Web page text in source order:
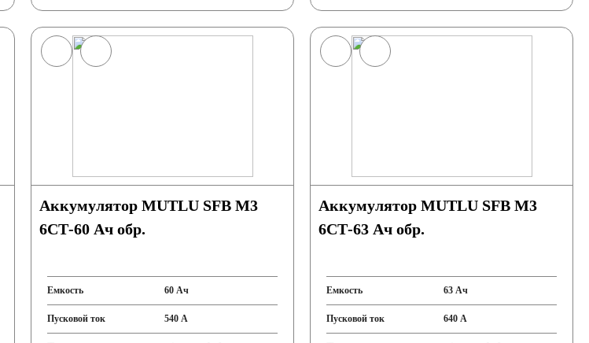
Аккумулятор MUTLU SFB M3
6СТ-60 Ач обр.
Емкость 60 Ач
Пусковой ток 540 А
Аккумулятор MUTLU SFB M3
6СТ-63 Ач обр.
Емкость 63 Ач
Пусковой ток 640 А